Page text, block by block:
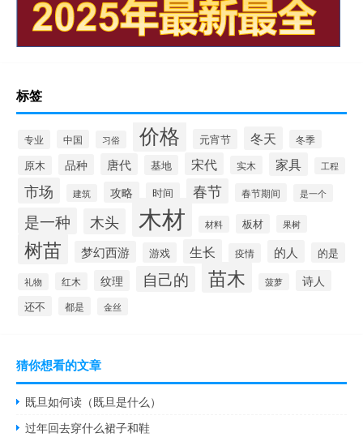
标签
专业 中国 习俗 价格 元宵节 冬天 冬季
原木 品种 唐代 基地 宋代 实木 家具 工程
市场 建筑 攻略 时间 春节 春节期间 是一个
是一种 木头 木材 材料 板材 果树
树苗 梦幻西游 游戏 生长 疫情 的人 的是
礼物 红木 纹理 自己的 苗木 菠萝 诗人
还不 都是 金丝
猜你想看的文章
既旦如何读（既旦是什么）
过年回去穿什么裙子和鞋